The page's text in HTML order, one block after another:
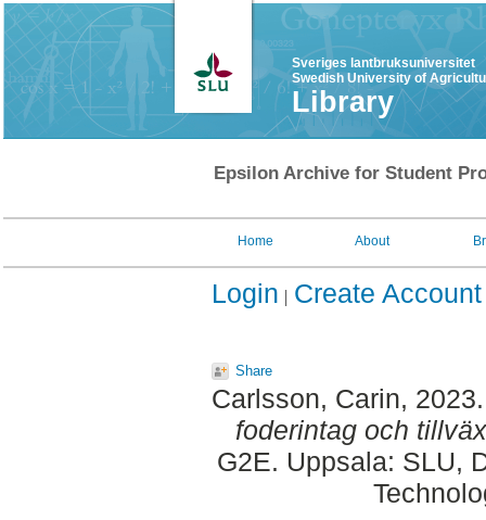
Sveriges lantbruksuniversitet
Swedish University of
Library
Epsilon Archive for Student
Home About
Login Create Account
Share
Carlsson, Carin,
foderintag och
G2E. Uppsala: SLU,